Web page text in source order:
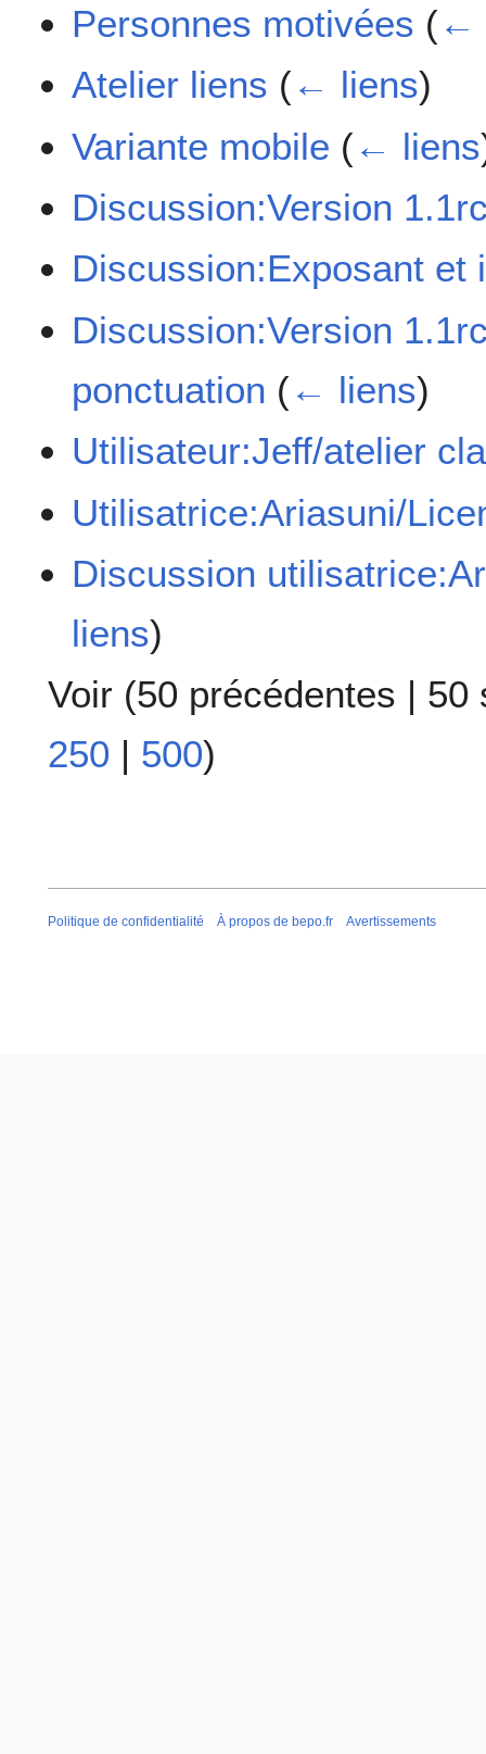
Personnes motivées (←
Atelier liens (← liens)
Variante mobile (← liens
Discussion:Version
Discussion:Exposant et
Discussion:Version
ponctuation (← liens)
Utilisateur:Jeff/atelier
Utilisatrice:Ariasuni/
Discussion
liens)
Voir (50 précédentes | 50
250 | 500)
Politique de confidentialité À propos de bepo.fr Avertissements